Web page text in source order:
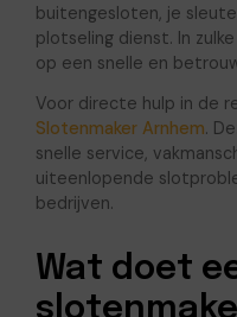
buitengesloten, je
plotseling dienst. In
op een snelle en
Voor directe hulp in de
Slotenmaker Arnhem.
snelle service,
uiteenlopende
bedrijven.
Wat doet